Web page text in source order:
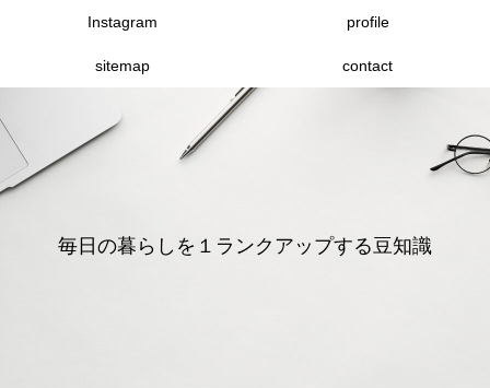
毎日の暮らしを１ランクアップする豆知識
Instagram profile
sitemap contact